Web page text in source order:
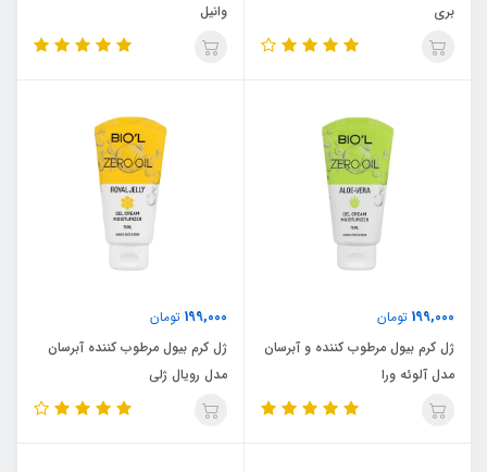
بری
وانیل
199,000 تومان
ژل کرم بیول مرطوب کننده و آبرسان
مدل آلوئه ورا
199,000 تومان
ژل کرم بیول مرطوب کننده آبرسان
مدل رویال ژلی